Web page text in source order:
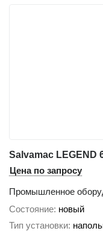
Salvamac LEGEND
Цена по запросу
Промышленное
Состояние новый
Тип установки